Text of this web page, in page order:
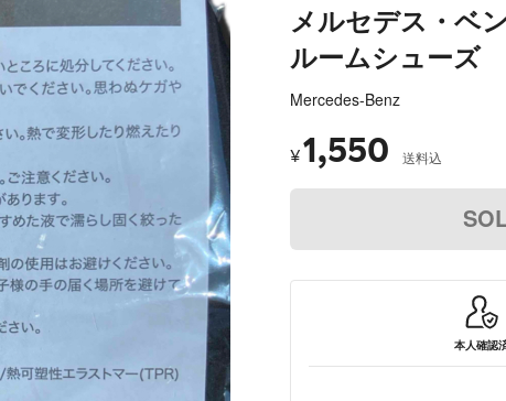
メルセデス・
ルームシューズ
Mercedes-Benz
¥1,550 送料込
本人確認